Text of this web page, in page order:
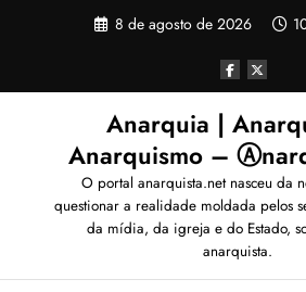
8 de agosto de 2026
Anarquia |
Anarquismo –
O portal anarquista.net nasceu da
questionar a realidade moldada pelos
da mídia, da igreja e do Estado,
anarquista.